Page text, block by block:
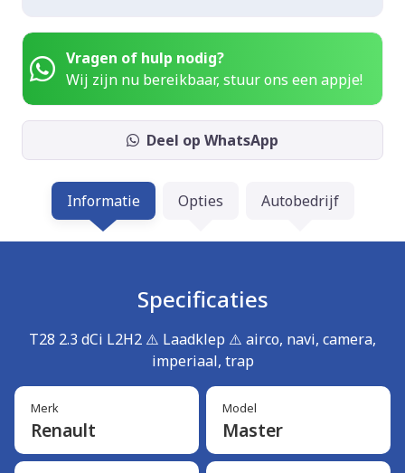
Vragen of hulp nodig?
Wij zijn nu bereikbaar, stuur ons een appje!
Deel op WhatsApp
Informatie Opties Autobedrijf
Specificaties
T28 2.3 dCi L2H2 ⚠️ Laadklep ⚠️ airco, navi, camera,
imperiaal, trap
Merk
Renault
Model
Master